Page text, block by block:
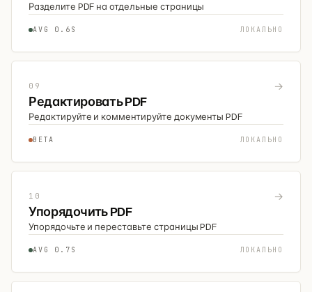
Разделите PDF на отдельные страницы
AVG 0.6S ЛОКАЛЬНО
09 →
Редактировать PDF
Редактируйте и комментируйте документы PDF
BETA ЛОКАЛЬНО
10 →
Упорядочить PDF
Упорядочьте и переставьте страницы PDF
AVG 0.7S ЛОКАЛЬНО